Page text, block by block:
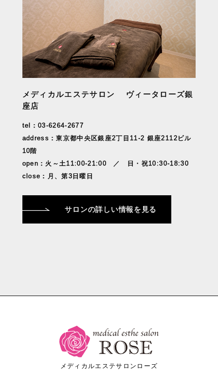
メディカルエステサロン ヴィータローズ銀
座店
tel：03-6264-2677
address：東京都中央区銀座2丁目11-2 銀座2112ビル
10階
open：火～土11:00-21:00 ／ 日・祝10:30-18:30
close：月、第3日曜日
サロンの詳しい情報を見る
メディカルエステサロンローズ